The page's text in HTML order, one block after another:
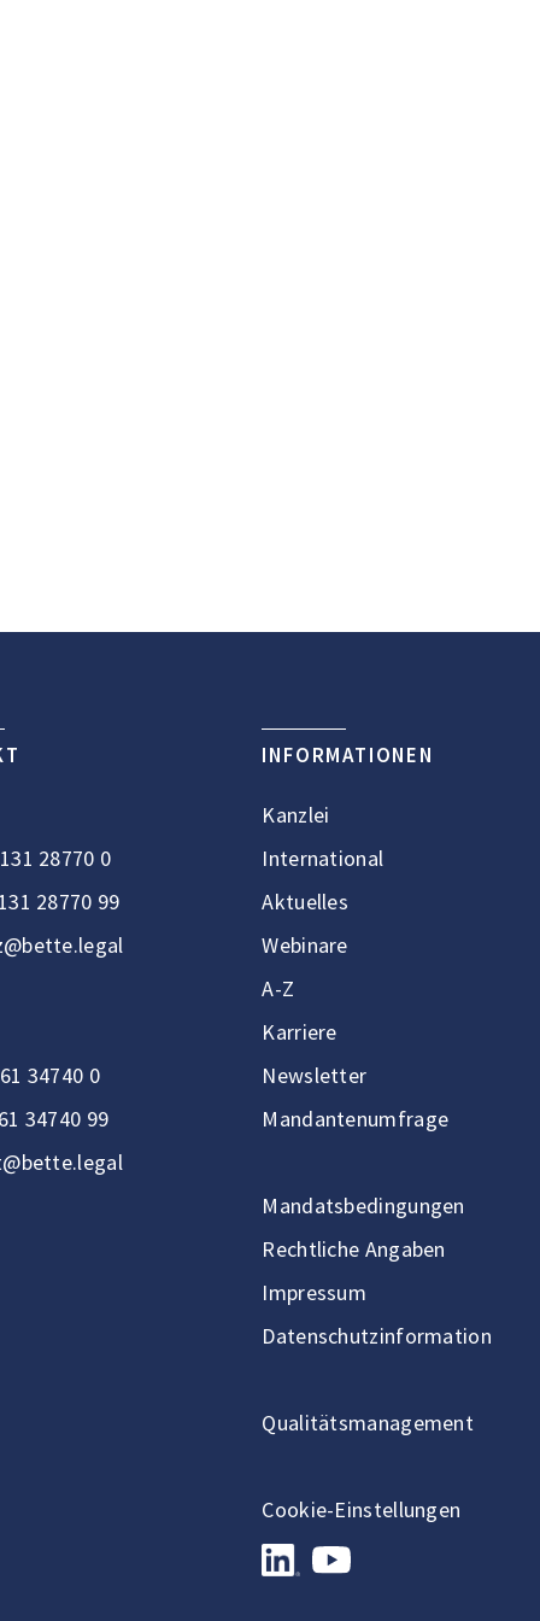
28770 0
28770 99
34740 0
34740 99
INFORMATIONEN
Kanzlei
International
Aktuelles
Webinare
A-Z
Karriere
Newsletter
Mandantenumfrage
Mandatsbedingungen
Rechtliche Angaben
Impressum
Datenschutzinformation
Qualitätsmanagement
Cookie-Einstellungen